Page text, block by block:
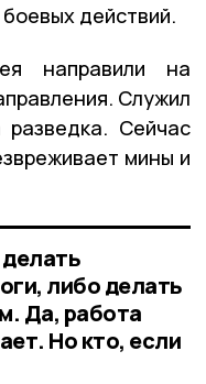
действий.
направили на
Служил
Сейчас
мины и
либо делать
Да, работа
Но кто, если